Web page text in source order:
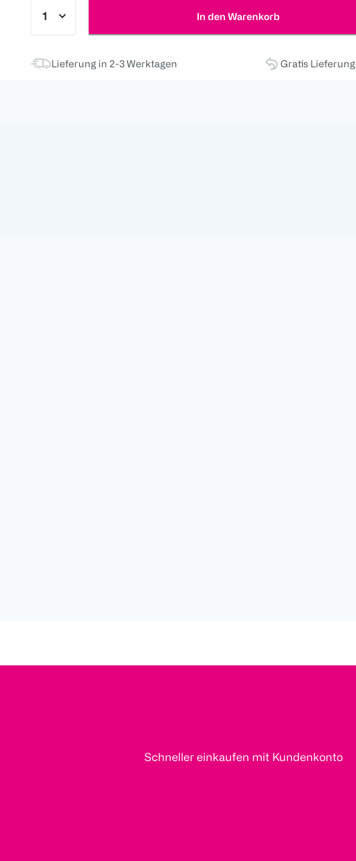
In den Warenkorb
Lieferung in 2-3 Werktagen Gratis
Schneller einkaufen mit Kundenkonto